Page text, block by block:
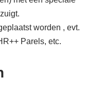
worden , evt.
Parels, etc.